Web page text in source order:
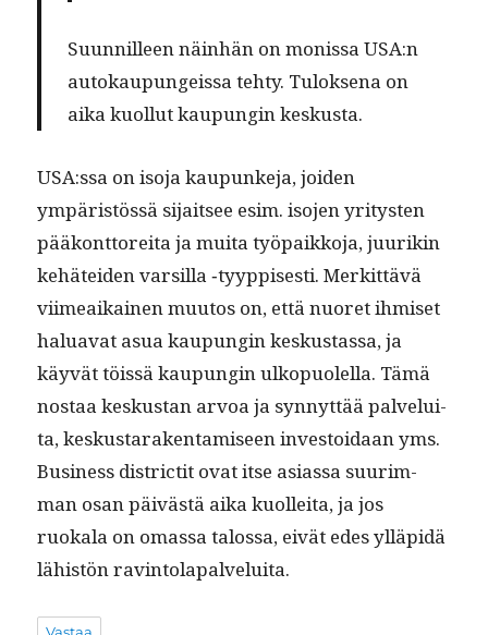
Suun­nilleen näin­hän on monis­sa USA:n
autokaupungeis­sa tehty. Tulok­se­na on
aika kuol­lut kaupun­gin keskusta.
USA:ssa on iso­ja kaupunke­ja, joiden
ympäristössä sijait­see esim. iso­jen yri­tys­ten
pääkont­tor­e­i­ta ja mui­ta työ­paikko­ja, juurikin
kehätei­den var­sil­la ‑tyyp­pis­es­ti. Merkit­tävä
viimeaikainen muu­tos on, että nuoret ihmiset
halu­a­vat asua kaupun­gin keskus­tas­sa, ja
käyvät töis­sä kaupun­gin ulkop­uolel­la. Tämä
nos­taa keskus­tan arvoa ja syn­nyt­tää palvelui­
ta, keskus­tarak­en­tamiseen investoidaan yms.
Busi­ness dis­tric­tit ovat itse asi­as­sa suurim­
man osan päivästä aika kuollei­ta, ja jos
ruokala on omas­sa talos­sa, eivät edes ylläpidä
lähistön ravintolapalveluita.